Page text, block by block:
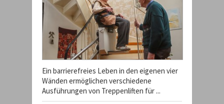
Ein barrierefreies Leben in den eigenen vier
Wänden ermöglichen verschiedene
Ausführungen von Treppenliften für ...